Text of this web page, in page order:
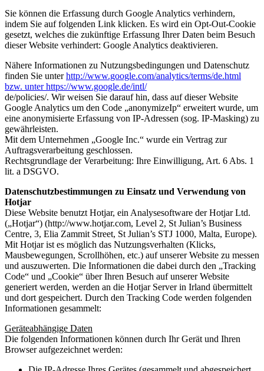
Sie können die Erfassung durch Google Analytics verhindern,
indem Sie auf folgenden Link klicken. Es wird ein Opt-Out-Cookie
gesetzt, welches die zukünftige Erfassung Ihrer Daten beim Besuch
dieser Website verhindert: Google Analytics deaktivieren.
Nähere Informationen zu Nutzungsbedingungen und Datenschutz
finden Sie unterhttp://www.google.com/analytics/terms/de.html
bzw. unter https://www.google.de/intl/
de/policies/. Wir weisen Sie darauf hin, dass auf dieser Website
Google Analytics um den Code „anonymizeIp“ erweitert wurde, um
eine anonymisierte Erfassung von IP-Adressen (sog. IP-Masking) zu
gewährleisten.
Mit dem Unternehmen „Google Inc.“ wurde ein Vertrag zur
Auftragsverarbeitung geschlossen.
Rechtsgrundlage der Verarbeitung: Ihre Einwilligung, Art. 6 Abs. 1
lit. a DSGVO.
Datenschutzbestimmungen zu Einsatz und Verwendung von
Hotjar
Diese Website benutzt Hotjar, ein Analysesoftware der Hotjar Ltd.
(„Hotjar“) (http://www.hotjar.com, Level 2, St Julian’s Business
Centre, 3, Elia Zammit Street, St Julian’s STJ 1000, Malta, Europe).
Mit Hotjar ist es möglich das Nutzungsverhalten (Klicks,
Mausbewegungen, Scrollhöhen, etc.) auf unserer Website zu messen
und auszuwerten. Die Informationen die dabei durch den „Tracking
Code“ und „Cookie“ über Ihren Besuch auf unserer Website
generiert werden, werden an die Hotjar Server in Irland übermittelt
und dort gespeichert. Durch den Tracking Code werden folgenden
Informationen gesammelt:
Geräteabhängige Daten
Die folgenden Informationen können durch Ihr Gerät und Ihren
Browser aufgezeichnet werden: